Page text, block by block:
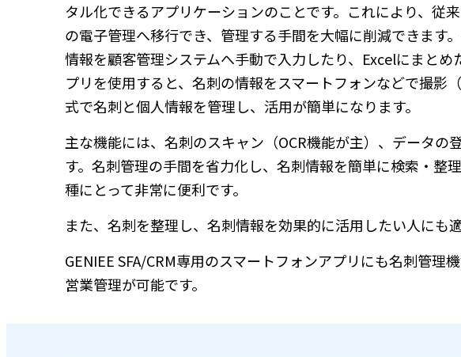
タル化できるアプリケーションのことです。これにより、従
の電子管理へ移行でき、管理する手間を大幅に削減できます
情報を顧客管理システムへ手動で入力したり、Excelにまと
プリを使用すると、名刺の情報をスマートフォンなどで撮影
式で名刺と個人情報を管理し、活用が簡単になります。
主な機能には、名刺のスキャン（OCR機能が主）、データ
す。名刺管理の手間を省力化し、名刺情報を簡単に検索・整
種にとって非常に便利です。
また、名刺を整理し、名刺情報を効果的に活用したい人にも適
GENIEE SFA/CRM専用のスマートフォンアプリにも名刺管理
営業管理が可能です。